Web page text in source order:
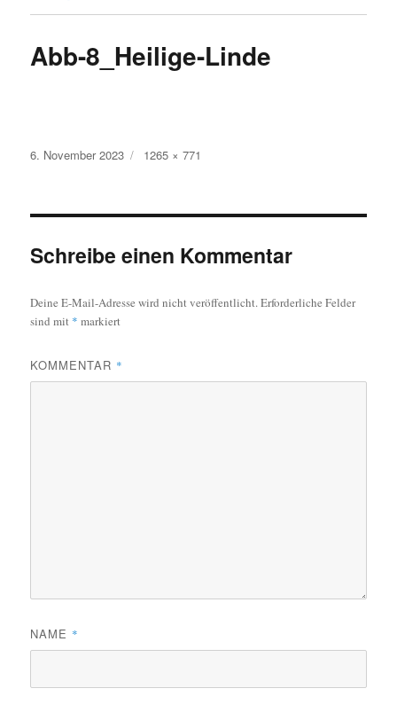
Abb-8_Heilige-Linde
Veröffentlicht
6. November 2023 Originalgröße
1265 × 771
Schreibe einen Kommentar
Deine E-Mail-Adresse wird nicht veröffentlicht.Erforderliche Felder
sind mit * markiert
KOMMENTAR *
NAME *